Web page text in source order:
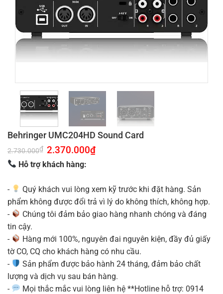
Behringer UMC204HD Sound Card
2.730.000₫ Giá
gốc
là:
2.730.000₫.
2.370.000₫Giá
Hỗ trợ khách hàng:
-
Quý khách vui lòng xem kỹ trước khi đặt hàng. Sản
phẩm không được đổi trả vì lý do không thích, không hợp.
-
Chúng tôi đảm bảo giao hàng nhanh chóng và đáng
tin cậy.
-
Hàng mới 100%, nguyên đai nguyên kiện, đầy đủ giấy
tờ CO, CQ cho khách hàng có nhu cầu.
-
Sản phẩm được bảo hành 24 tháng, đảm bảo chất
lượng và dịch vụ sau bán hàng.
-
Mọi thắc mắc vui lòng liên hệ **Hotline hỗ trợ: 0914